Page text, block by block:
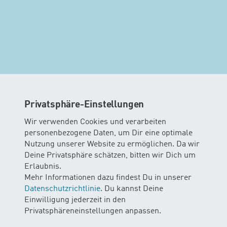
Privatsphäre-Einstellungen
Wir verwenden Cookies und verarbeiten
personenbezogene Daten, um Dir eine optimale
Nutzung unserer Website zu ermöglichen. Da wir
Deine Privatsphäre schätzen, bitten wir Dich um
Erlaubnis.
Mehr Informationen dazu findest Du in unserer
Datenschutzrichtlinie. Du kannst Deine
Einwilligung jederzeit in den
Privatsphäreneinstellungen anpassen.
MINIS
AB 10 WOCHEN